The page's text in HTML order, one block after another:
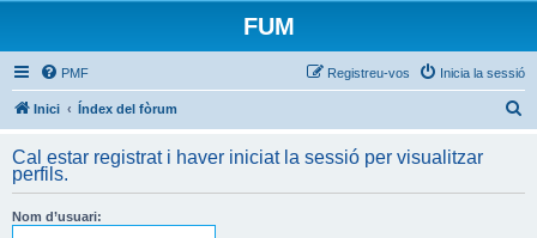
FUM
PMF Inicia la sessió
Registreu-vos
Inici Índex del fòrum
c
Cal estar registrat i haver iniciat la sessió per visualitzar
perfils.
Nom d’usuari: